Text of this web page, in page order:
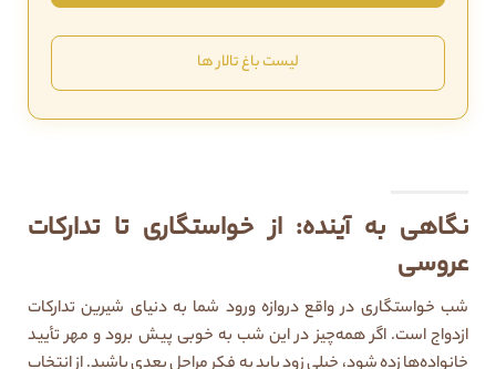
لیست باغ تالار ها
نگاهی به آینده: از خواستگاری تا تدارکات
عروسی
شب خواستگاری در واقع دروازه ورود شما به دنیای شیرین تدارکات
ازدواج است. اگر همه‌چیز در این شب به خوبی پیش برود و مهر تأیید